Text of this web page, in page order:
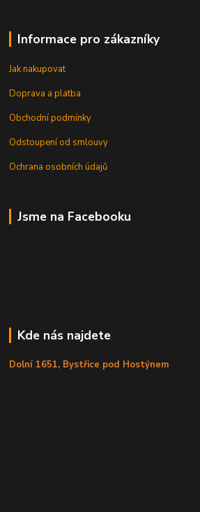
Informace pro zákazníky
Jak nakupovat
Doprava a platba
Obchodní podmínky
Odstoupení od smlouvy
Ochrana osobních údajů
Jsme na Facebooku
Kde nás najdete
Dolní 1651, Bystřice pod Hostýnem